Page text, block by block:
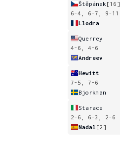
Štěpánek [16]
6-4, 6-7, 9-11
Llodra
Querrey
4-6, 4-6
Andreev
Hewitt
7-5, 7-6
Bjorkman
Starace
2-6, 6-3, 2-6
Nadal [2]